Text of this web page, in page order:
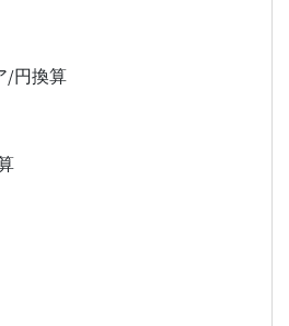
/円換算